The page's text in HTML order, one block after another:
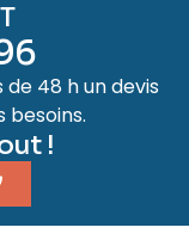
48 h un devis
besoins.
!